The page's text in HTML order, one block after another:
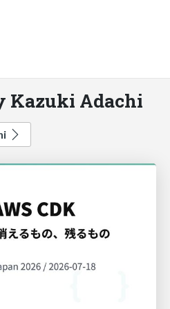
Kazuki Adachi